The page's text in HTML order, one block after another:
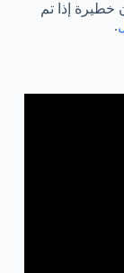
خطيرة إذا تم
.